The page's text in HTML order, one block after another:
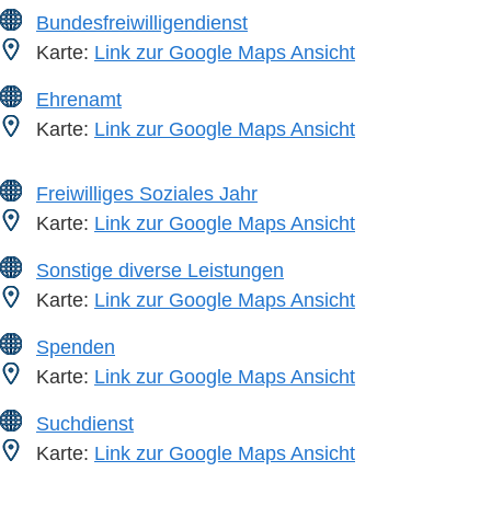
Bundesfreiwilligendienst
Karte: Link zur Google Maps Ansicht
Ehrenamt
Karte: Link zur Google Maps Ansicht
Freiwilliges Soziales Jahr
Karte: Link zur Google Maps Ansicht
Sonstige diverse Leistungen
Karte: Link zur Google Maps Ansicht
Spenden
Karte: Link zur Google Maps Ansicht
Suchdienst
Karte: Link zur Google Maps Ansicht